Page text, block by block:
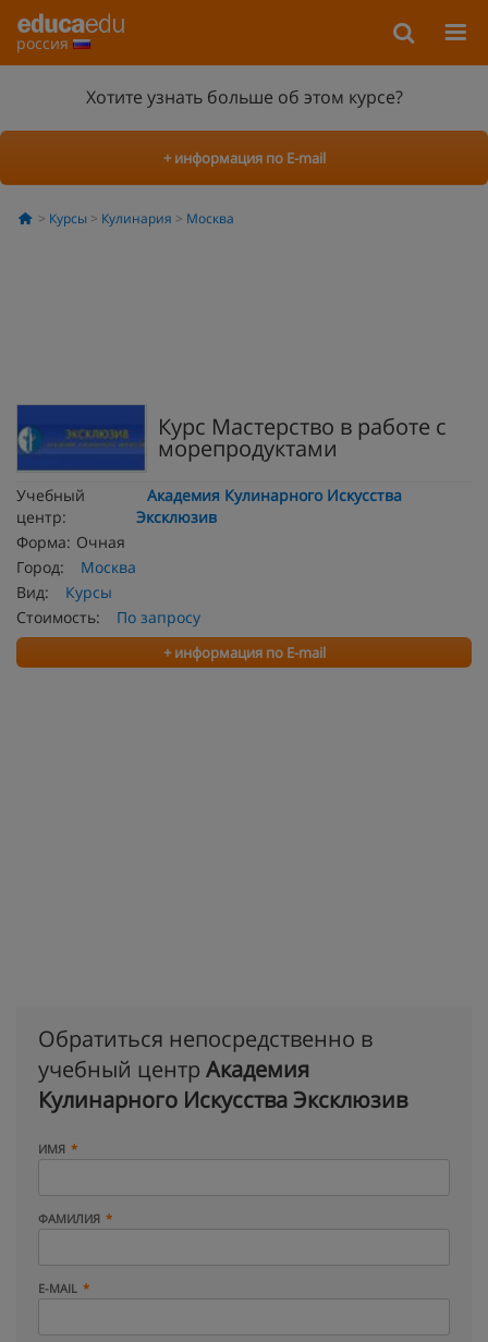
россия
Хотите узнать больше об этом курсе?
+ информация по E-mail
Курсы Кулинария Москва
Курс Мастерство в работе с
морепродуктами
Учебный
центр:
Академия Кулинарного Искусства
Эксклюзив
Форма: Очная
Город:
Москва
Вид:
Курсы
Стоимость:
По запросу
+ информация по E-mail
Обратиться непосредственно в
учебный центр Академия
Кулинарного Искусства Эксклюзив
ИМЯ
ФАМИЛИЯ
E-MAIL